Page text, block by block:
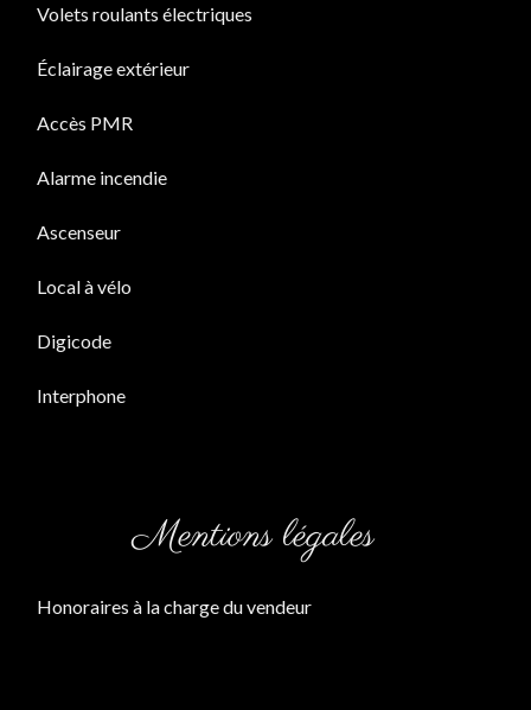
Volets roulants électriques
Éclairage extérieur
Accès PMR
Alarme incendie
Ascenseur
Local à vélo
Digicode
Interphone
Mentions légales
Honoraires à la charge du vendeur